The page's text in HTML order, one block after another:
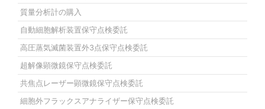
質量分析計の購入
自動細胞解析装置保守点検委託
高圧蒸気滅菌装置外3点保守点検委託
超解像顕微鏡保守点検委託
共焦点レーザー顕微鏡保守点検委託
細胞外フラックスアナライザー保守点検委託